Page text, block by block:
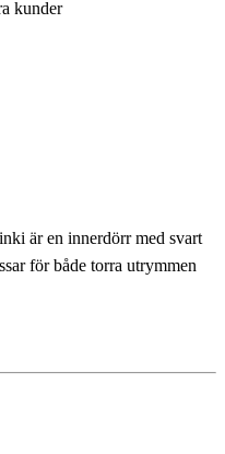
kunder
är en innerdörr med svart
för både torra utrymmen